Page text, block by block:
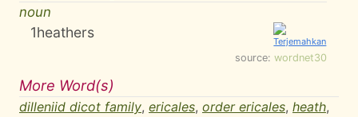
noun
1heathers
source: wordnet30
More Word(s)
dilleniid dicot family, ericales, order ericales, heath,